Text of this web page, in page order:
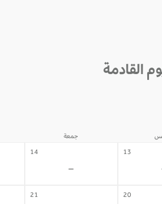
جمعة
13
14
-
20
21